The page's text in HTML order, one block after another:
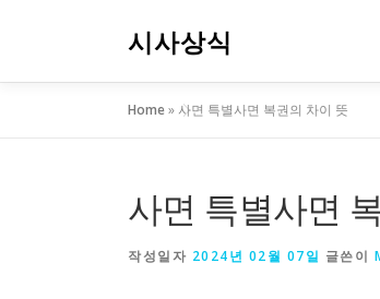
로
시사상식
Home» 사면 특별사면 복권의 차이 뜻
사면 특별사면
작성일자 2024년 02월 07일 글쓴이